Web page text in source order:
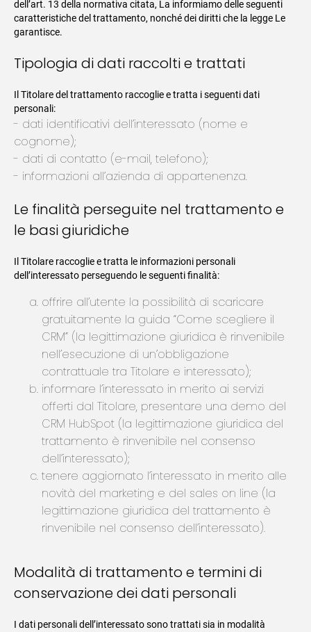
dell’art. 13 della normativa citata, La informiamo delle seguenti
caratteristiche del trattamento, nonché dei diritti che la legge Le
garantisce.
Tipologia di dati raccolti e trattati
Il Titolare del trattamento raccoglie e tratta i seguenti dati
personali:
dati identificativi dell’interessato (nome e
cognome);
dati di contatto (e-mail, telefono);
informazioni all’azienda di appartenenza.
Le finalità perseguite nel trattamento e
le basi giuridiche
Il Titolare raccoglie e tratta le informazioni personali
dell’interessato perseguendo le seguenti finalità:
offrire all’utente la possibilità di scaricare
gratuitamente la guida “Come scegliere il
CRM” (la legittimazione giuridica è rinvenibile
nell’esecuzione di un’obbligazione
contrattuale tra Titolare e interessato);
informare l’interessato in merito ai servizi
offerti dal Titolare, presentare una demo del
CRM HubSpot (la legittimazione giuridica del
trattamento è rinvenibile nel consenso
dell’interessato);
tenere aggiornato l’interessato in merito alle
novità del marketing e del sales on line (la
legittimazione giuridica del trattamento è
rinvenibile nel consenso dell’interessato).
Modalità di trattamento e termini di
conservazione dei dati personali
I dati personali dell’interessato sono trattati sia in modalità